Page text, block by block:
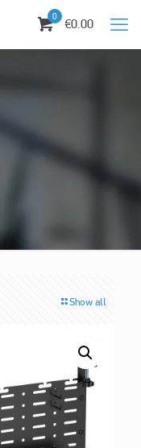
0 €0.00
Show all